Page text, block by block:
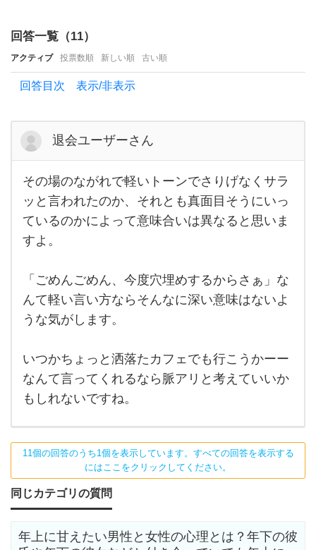
う
か？
本命
だ
ら埋
め
回答一覧（11）
アクティブ 投票数順 新しい順 古い順
回答目次 表示/非表示
退会ユーザーさん
その
場の
なが
れで
軽い
トー
げな
くサ
ラッ
と言
われ
それ
真
その場のながれで軽いトーンでさりげなくサラ
ッと言われたのか、それとも真面目そうにいっ
ているのかによって意味合いは異なると思いま
すよ。
「ごめんごめん、今度穴埋めするからさぁ」な
んて軽い言い方ならそんなに深い意味はないよ
うな気がします。
いつかちょっと洒落たカフェでも行こうかーー
なんて言ってくれるなら脈アリと考えていいか
もしれないですね。
11個の回答のうち1個を表示しています。すべての回答を表示する
にはここをクリックしてください。
同じカテゴリの質問
年上に甘えたい男性と女性の心理とは？年下の彼